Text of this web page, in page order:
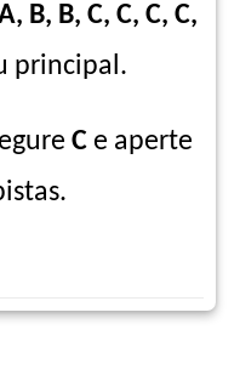
B, C, C, C, C,
principal.
C e aperte